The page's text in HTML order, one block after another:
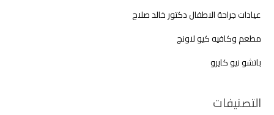
عيادات جراحة الاطفال دكتور خالد صلاح
مطعم وكافيه كيو لاونج
باتشو نيو كايرو
التصنيفات